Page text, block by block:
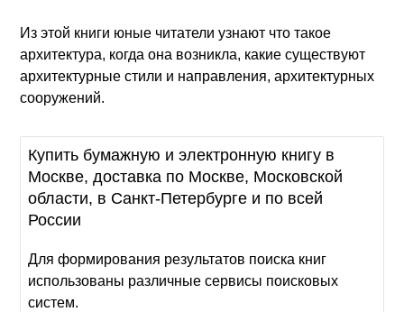
Из этой книги юные читатели узнают что такое
архитектура, когда она возникла, какие существуют
архитектурные стили и направления, архитектурных
сооружений.
Купить бумажную и электронную книгу в
Москве, доставка по Москве, Московской
области, в Санкт-Петербурге и по всей
России
Для формирования результатов поиска книг
использованы различные сервисы поисковых
систем.